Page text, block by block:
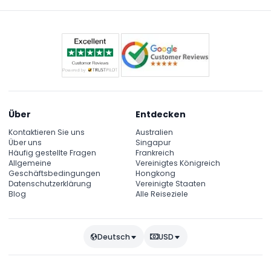
werden.
Über
Kontaktieren Sie uns
Über uns
Häufig gestellte Fragen
Allgemeine
Geschäftsbedingungen
Datenschutzerklärung
Blog
Entdecken
Australien
Singapur
Frankreich
Vereinigtes Königreich
Hongkong
Vereinigte Staaten
Alle Reiseziele
Deutsch USD